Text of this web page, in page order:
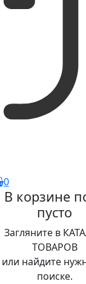
0
В корзине
пусто
Загляните в
ТОВАРОВ
или найдите
поиске.